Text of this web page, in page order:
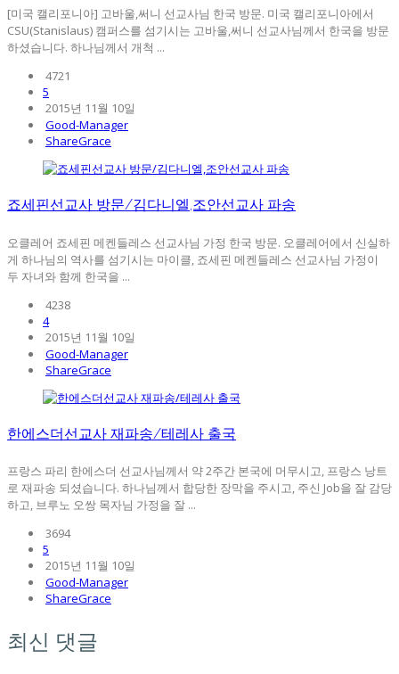
[미국 캘리포니아] 고바울,써니 선교사님 한국 방문. 미국 캘리포니아에서
CSU(Stanislaus) 캠퍼스를 섬기시는 고바울,써니 선교사님께서 한국을 방문
하셨습니다. 하나님께서 개척 ...
4721
5
2015년 11월 10일
Good-Manager
ShareGrace
죠세핀선교사 방문/김다니엘,조안선교사 파송
오클레어 죠세핀 메켄들레스 선교사님 가정 한국 방문. 오클레어에서 신실하
게 하나님의 역사를 섬기시는 마이클, 죠세핀 메켄들레스 선교사님 가정이
두 자녀와 함께 한국을 ...
4238
4
2015년 11월 10일
Good-Manager
ShareGrace
한에스더선교사 재파송/테레사 출국
프랑스 파리 한에스더 선교사님께서 약 2주간 본국에 머무시고, 프랑스 낭트
로 재파송 되셨습니다. 하나님께서 합당한 장막을 주시고, 주신 Job을 잘 감당
하고, 브루노 오쌍 목자님 가정을 잘 ...
3694
5
2015년 11월 10일
Good-Manager
ShareGrace
최신 댓글